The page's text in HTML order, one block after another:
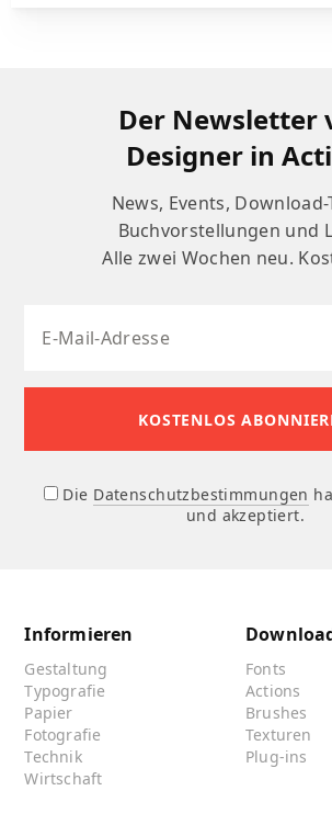
Der Newsletter
Designer in
News, Events,
Buchvorstellungen und
Alle zwei Wochen neu.
Die Datenschutzbestimmungen
und akzeptiert.
Informieren
Gestaltung
Typografie
Papier
Fotografie
Technik
Wirtschaft
Fonts
Actions
Brushes
Texturen
Plug-ins